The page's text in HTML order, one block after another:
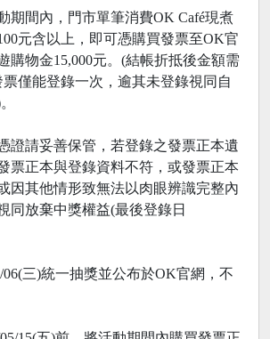
期間內，門市單筆消費OK Café現煮
元含以上，即可憑購買發票至OK官
購物金15,000元。(結帳折抵後金額需
僅能登錄一次，逾其未登錄視同自
證請妥善保管，若登錄之發票正本遺
票正本與登錄資料不符，或發票正本
因其他情形致無法以肉眼辨識完整內
同放棄中獎權益(最後登錄日
06(三)統一抽獎並公布於OK官網，不